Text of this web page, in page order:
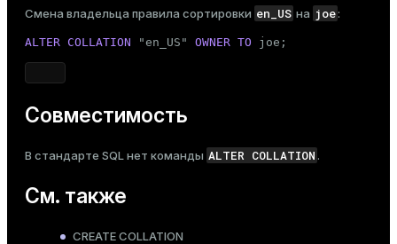
Смена владельца правила сортировки en_US на joe:
ALTER COLLATION "en_US" OWNER TO joe;
Совместимость
В стандарте SQL нет команды ALTER COLLATION .
См. также
CREATE COLLATION